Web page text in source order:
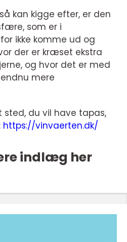
kan kigge efter, er den
som er i
ikke komme ud og
der er kræset ekstra
og hvor det er med
mere
sted, du vil have tapas,
https://vinvaerten.dk/
indlæg her